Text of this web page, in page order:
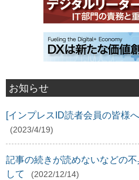
お知らせ
[インプレスID読者会員の皆様
(2023/4/19)
記事の続きが読めないなどの
して
(2022/12/14)